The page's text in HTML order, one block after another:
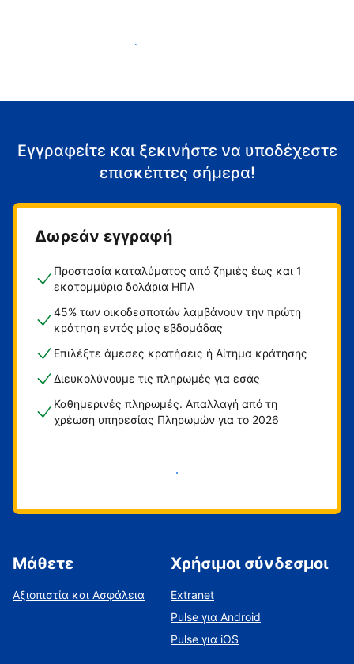
Αρχίστε να υποδέχεστε επισκέπτες
Εγγραφείτε και ξεκινήστε να υποδέχεστε
επισκέπτες σήμερα!
Δωρεάν εγγραφή
Προστασία καταλύματος από ζημιές έως και 1
εκατομμύριο δολάρια ΗΠΑ
45% των οικοδεσποτών λαμβάνουν την πρώτη
κράτηση εντός μίας εβδομάδας
Επιλέξτε άμεσες κρατήσεις ή Αίτημα κράτησης
Διευκολύνουμε τις πληρωμές για εσάς
Καθημερινές πληρωμές. Απαλλαγή από τη
χρέωση υπηρεσίας Πληρωμών για το 2026
Ξεκινήστε τώρα
Μάθετε
Αξιοπιστία και Ασφάλεια
Χρήσιμοι σύνδεσμοι
Extranet
Pulse για Android
Pulse για iOS